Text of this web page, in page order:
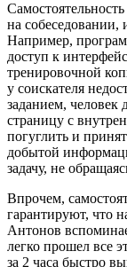
на собеседовании,
Например,
доступ к
тренировочной
у соискателя
заданием, человек
страницу с
погуглить и
добытой
задачу, не
Впрочем,
гарантируют, что
Антонов
легко прошел все
за 2 часа быстро